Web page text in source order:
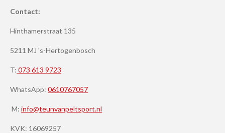
Contact:
Hinthamerstraat 135
5211 MJ 's-Hertogenbosch
T: 073 613 9723
WhatsApp: 0610767057
M: info@teunvanpeltsport.nl
KVK: 16069257